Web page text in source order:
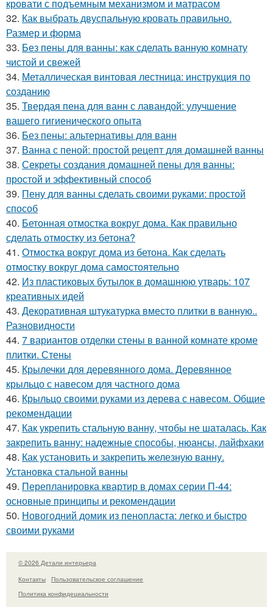
кровати с подъемным механизмом и матрасом
32. Как выбрать двуспальную кровать правильно.
Размер и форма
33. Без пены для ванны: как сделать ванную комнату
чистой и свежей
34. Металлическая винтовая лестница: инструкция по
созданию
35. Твердая пена для ванн с лавандой: улучшение
вашего гигиенического опыта
36. Без пены: альтернативы для ванн
37. Ванна с пеной: простой рецепт для домашней ванны
38. Секреты создания домашней пены для ванны:
простой и эффективный способ
39. Пену для ванны сделать своими руками: простой
способ
40. Бетонная отмостка вокруг дома. Как правильно
сделать отмостку из бетона?
41. Отмостка вокруг дома из бетона. Как сделать
отмостку вокруг дома самостоятельно
42. Из пластиковых бутылок в домашнюю утварь: 107
креативных идей
43. Декоративная штукатурка вместо плитки в ванную..
Разновидности
44. 7 вариантов отделки стены в ванной комнате кроме
плитки. Стены
45. Крылечки для деревянного дома. Деревянное
крыльцо с навесом для частного дома
46. Крыльцо своими руками из дерева с навесом. Общие
рекомендации
47. Как укрепить стальную ванну, чтобы не шаталась. Как
закрепить ванну: надежные способы, нюансы, лайфхаки
48. Как установить и закрепить железную ванну.
Установка стальной ванны
49. Перепланировка квартир в домах серии П-44:
основные принципы и рекомендации
50. Новогодний домик из пенопласта: легко и быстро
своими руками
© 2026 Детали интерьера
Контакты
Пользовательское соглашение
Политика конфидециальности